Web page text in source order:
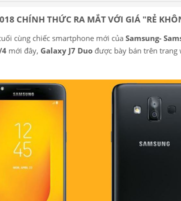
CHÍNH THỨC RA MẮT VỚI GIÁ "RẺ
cùng chiếc smartphone mới của Samsung-
4 mới đây, Galaxy J7 Duo được bày bán trên trang